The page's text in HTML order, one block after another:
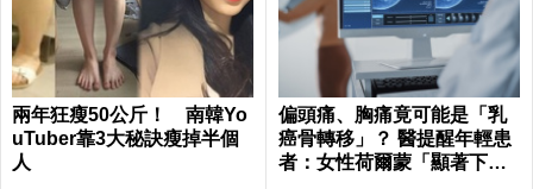
兩年狂瘦50公斤！ 南韓Yo
uTuber靠3大秘訣瘦掉半個
人
偏頭痛、胸痛竟可能是「乳
癌骨轉移」？ 醫提醒年輕患
者：女性荷爾蒙「顯著下